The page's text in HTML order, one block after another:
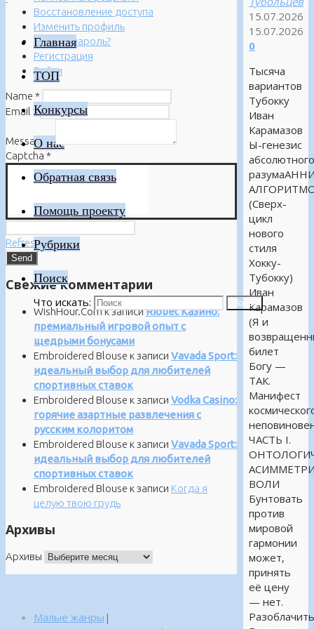
Главная
ТОП
Конкурсы
О нас
Обратная связь
Помощь проекту
Рубрики
Поиск
Что искать: Поиск
15.07.2026
15.07.2026
0
Тысяча
вариантов
Тубокку
Иван
Карамазов
Ы-генезис
(Сверх-
цикл
нового
стиля
Хокку-
Тубокку)
Иван
Карамазов
(Я и
билет
Богу —
ТАК.
Манифест
ЧАСТЬ I.
ВОЛИ
Бунтовать
против
мировой
гармонии
может,
принять
её цену
— нет.
Восстановление доступа
Изменить профиль
Забыли пароль?
Регистрация
Войти
Name *
Email *
Message*
Captcha *
Refresh
Свежие комментарии
WishHour.Comк записиRiobet Казино:
премиальный игровой опыт с
щедрыми бонусами
Embroidered Blouse к записи Vavada Sport:
идеальный выбор для любителей
спортивных ставок
Embroidered Blouse к записи Vodka Casino:
горячие азартные развлечения с
русским колоритом
Embroidered Blouse к записи Vavada Sport:
идеальный выбор для любителей
спортивных ставок
Embroidered Blouse к записи Когда я
целую твою грудь
Архивы
Архивы
Малые жанры |